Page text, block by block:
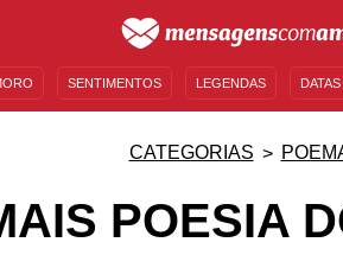
SENTIMENTOS LEGENDAS
CATEGORIAS
POESIA